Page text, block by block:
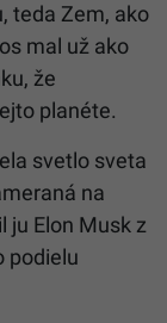
teda Zem, ako
mal už ako
že
planéte.
svetlo sveta
na
ju Elon Musk z
podielu